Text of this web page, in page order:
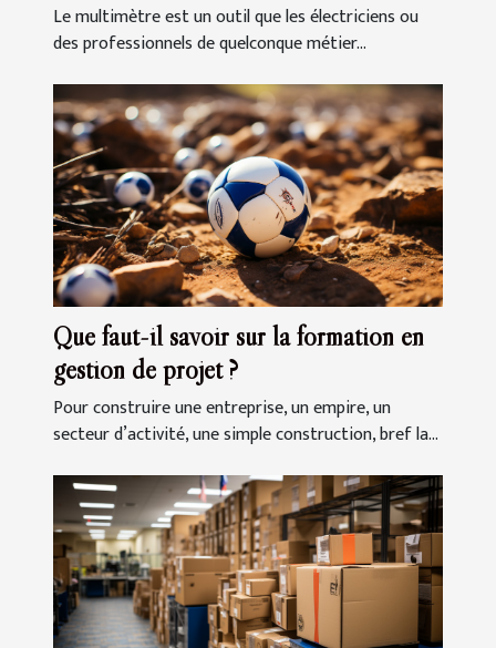
Le multimètre est un outil que les électriciens ou
des professionnels de quelconque métier...
Que faut-il savoir sur la formation en
gestion de projet ?
Pour construire une entreprise, un empire, un
secteur d’activité, une simple construction, bref la...